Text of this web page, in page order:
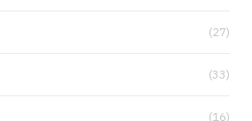
(27)
(33)
(16)